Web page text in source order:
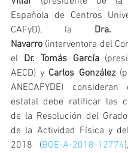
Española de Centros
CAFyD), la Dra.
Navarro (interventora del
el Dr. Tomás García
AECD) y Carlos González
ANECAFYDE)
estatal debe ratificar las
de la Resolución del
de la Actividad Física y
2018 (BOE-A-2018-12774